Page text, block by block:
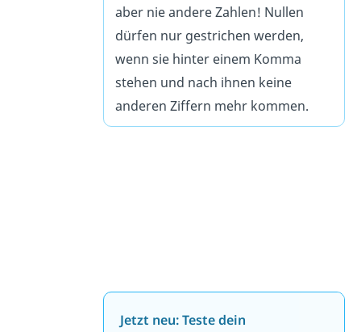
aber nie andere Zahlen! Nullen
dürfen nur gestrichen werden,
wenn sie hinter einem Komma
stehen und nach ihnen keine
anderen Ziffern mehr kommen.
Jetzt neu: Teste dein